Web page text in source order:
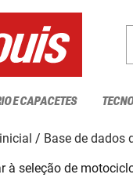
E CAPACETES
Base de dados
à seleção de